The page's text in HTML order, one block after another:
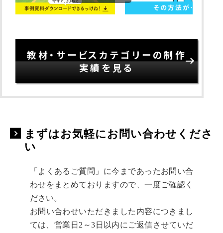
教材・サービスカテゴリーの制作
実績を見る
まずはお気軽にお問い合わせくださ
い
「よくあるご質問」に今まであったお問い合
わせをまとめておりますので、一度ご確認く
ださい。
お問い合わせいただきました内容につきまし
ては、営業日2～3日以内にご返信させていだ